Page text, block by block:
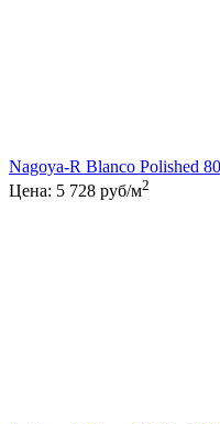
Nagoya-R Blanco Polished
Цена: 5 728 руб/м2